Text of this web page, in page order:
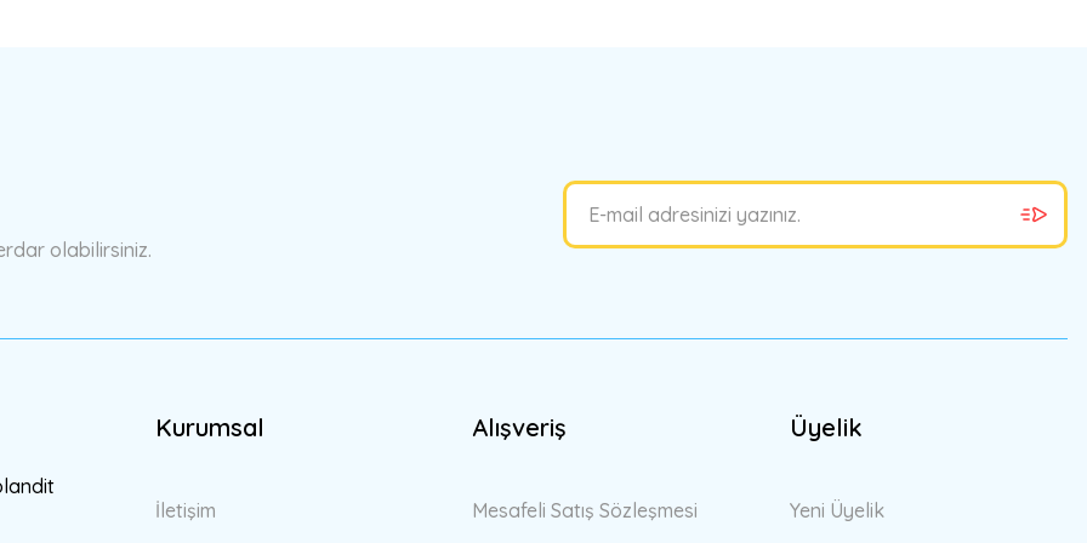
olabilirsiniz.
Kurumsal
İletişim
Alışveriş
Mesafeli Satış Sözleşmesi
Üyelik
Yeni Üyelik